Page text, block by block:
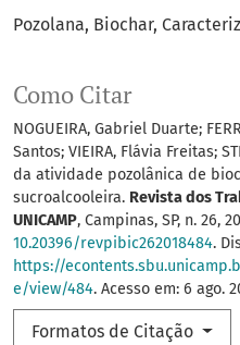
Pozolana Biochar
Como Citar
NOGUEIRA, Gabriel Duarte;
Santos; VIEIRA, Flávia Freitas;
da atividade pozolânica de
sucroalcooleira. Revista dos
UNICAMP, Campinas, SP, n. 26,
10.20396/revpibic262018484.
https://
e/view/484. Acesso em: 6 ago.
Formatos de Citação